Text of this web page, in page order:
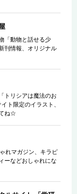
「動物と話せる少
刊情報、オリジナル
トリシアは魔法のお
ト限定のイラスト、
ね☆
れマガジン、キラピ
ーなどおしゃれにな